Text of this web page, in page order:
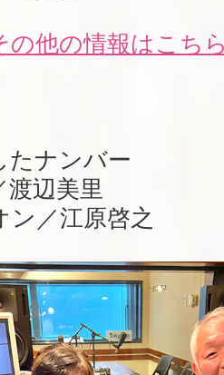
の他の情報はこち
たナンバー
辺美里
／江原啓之